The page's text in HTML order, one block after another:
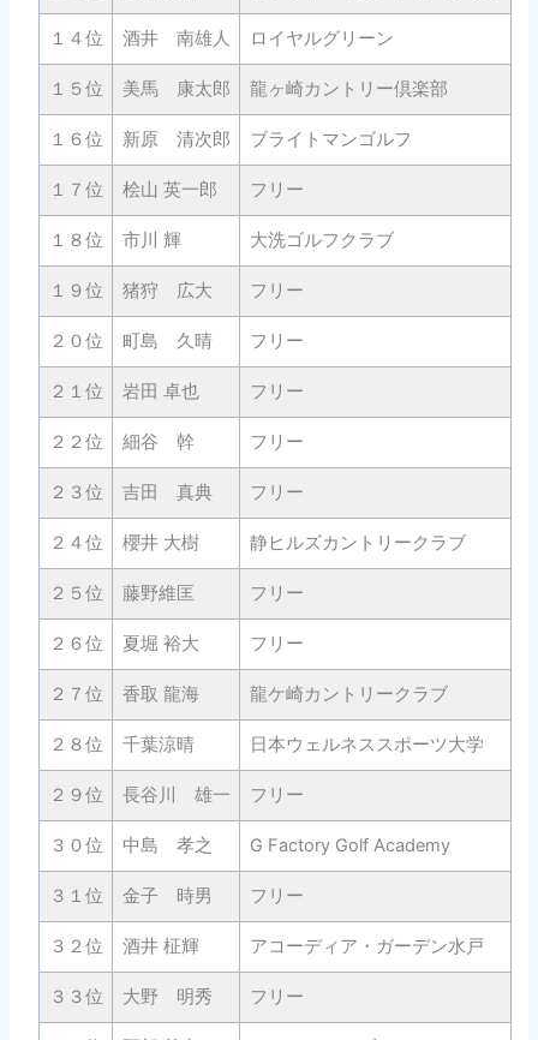
１４位 酒井 南雄人 ロイヤルグリーン
１５位 美馬 康太郎 龍ヶ崎カントリー倶楽部
１６位 新原 清次郎 ブライトマンゴルフ
１７位 桧山 英一郎 フリー
１８位 市川 輝 大洗ゴルフクラブ
１９位 猪狩 広大 フリー
２０位 町島 久晴 フリー
２１位 岩田 卓也 フリー
２２位 細谷 幹 フリー
２３位 吉田 真典 フリー
２４位 櫻井 大樹 静ヒルズカントリークラブ
２５位 藤野維匡 フリー
２６位 夏堀 裕大 フリー
２７位 香取 龍海 龍ケ崎カントリークラブ
２８位 千葉涼晴 日本ウェルネススポーツ大学
２９位 長谷川 雄一 フリー
３０位 中島 孝之 G Factory Golf Academy
３１位 金子 時男 フリー
３２位 酒井 柾輝 アコーディア・ガーデン水戸
３３位 大野 明秀 フリー